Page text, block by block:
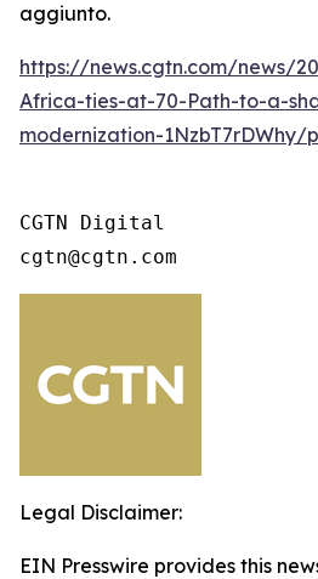
aggiunto.
https://news.cgtn.com/news/
Africa-ties-at-70-Path-to-a-
modernization-1NzbT7rDWhy/
CGTN Digital
cgtn@cgtn.com
Legal Disclaimer:
EIN Presswire provides this